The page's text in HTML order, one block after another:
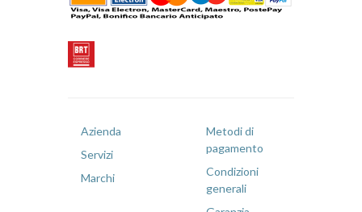
Azienda
Servizi
Marchi
Metodi di
pagamento
Condizioni
generali